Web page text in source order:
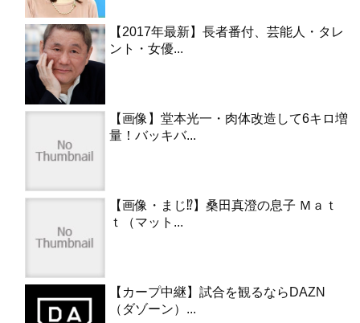
【2017年最新】長者番付、芸能人・タレ
ント・女優...
【画像】堂本光一・肉体改造して6キロ増
量！バッキバ...
【画像・まじ⁉︎】桑田真澄の息子 Ｍａｔ
ｔ（マット...
【カープ中継】試合を観るならDAZN
（ダゾーン）...